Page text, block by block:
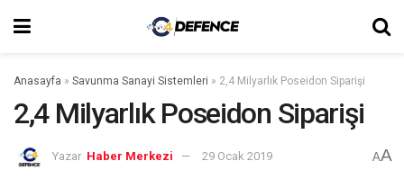
Anasayfa » Savunma Sanayi Sistemleri » 2,4 Milyarlık Poseidon Siparişi
2,4 Milyarlık Poseidon Siparişi
Yazar‎ ‎ Haber Merkezi 29 Ocak 2019 AA